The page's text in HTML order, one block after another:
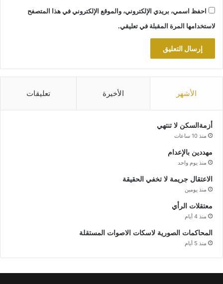
احفظ اسمي، بريدي الإلكتروني، والموقع الإلكتروني في هذا المتصفح
لاستخدامها المرة المقبلة في تعليقي.
الأشهر الأخيرة تعليقات
أزمةالسكن لا تنتهي
منذ 10 ساعات
مهددين بالإعدام
منذ يوم واحد
الاعتقال جريمة لا تخفي الحقيقة
منذ يومين
معتقلات الرأي
منذ 4 أيام
المحاكمات الصورية لاسكات الاصوات المستقلة
منذ 5 أيام